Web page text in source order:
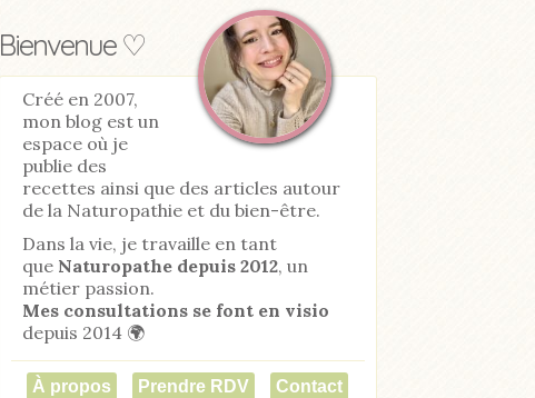
Bienvenue ♡
Créé en 2007,
mon blog est un
espace où je
publie des
recettes ainsi que des articles autour
de la Naturopathie et du bien-être.
Dans la vie, je travaille en tant
que Naturopathe depuis 2012, un
métier passion.
Mes consultations se font en visio
depuis 2014 🌍
À propos Prendre RDV Contact